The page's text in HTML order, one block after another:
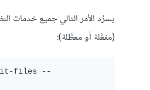
يسرُد الأمر التالي جميع خدمات
(مفعَّلة أو معطَّلة):
files --